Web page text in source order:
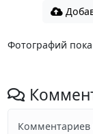
Фотографий
Комментариев